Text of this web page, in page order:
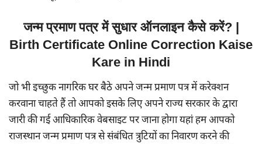
जन्म प्रमाण पत्र में सुधार ऑनलाइन कैसे करें? |
Birth Certificate Online Correction Kaise
Kare in Hindi
जो भी इच्छुक नागरिक घर बैठे अपने जन्म प्रमाण पत्र में करेक्शन
करवाना चाहते हैं तो आपको इसके लिए अपने राज्य सरकार के द्वारा
जारी की गई आधिकारिक वेबसाइट पर जाना होगा यहां हम आपको
राजस्थान जन्म प्रमाण पत्र से संबंधित त्रुटियों का निवारण करने की